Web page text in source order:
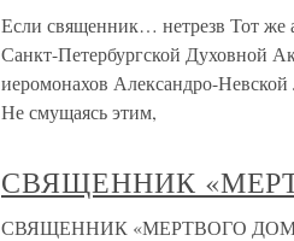
Если священник… нетрезв Тот же
Санкт-Петербургской Духовной
иеромонахов Александро-
Не смущаясь этим,
СВЯЩЕННИК
СВЯЩЕННИК «МЕРТВОГО ДОМА»